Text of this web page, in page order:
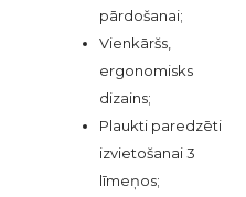
pārdošanai;
Vienkāršs,
ergonomisks
dizains;
Plaukti paredzēti
izvietošanai 3
līmeņos;